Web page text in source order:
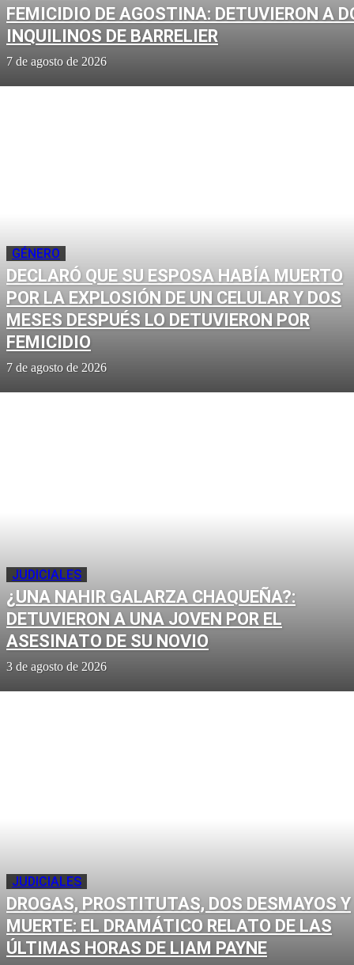
FEMICIDIO DE AGOSTINA: DETUVIERON A
INQUILINOS DE BARRELIER
7 de agosto de 2026
GÉNERO
DECLARÓ QUE SU ESPOSA HABÍA MUERTO
POR LA EXPLOSIÓN DE UN CELULAR Y DOS
MESES DESPUÉS LO DETUVIERON POR
FEMICIDIO
7 de agosto de 2026
JUDICIALES
¿UNA NAHIR GALARZA CHAQUEÑA?:
DETUVIERON A UNA JOVEN POR EL
ASESINATO DE SU NOVIO
3 de agosto de 2026
JUDICIALES
DROGAS, PROSTITUTAS, DOS DESMAYOS Y
MUERTE: EL DRAMÁTICO RELATO DE LAS
ÚLTIMAS HORAS DE LIAM PAYNE